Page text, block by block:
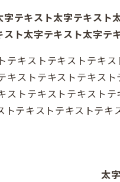
字テキスト太字テキスト
ト太字テキスト太字テ
テキストテキストテキ
キストテキストテキス
ストテキストテキスト
トテキストテキストテキ
太